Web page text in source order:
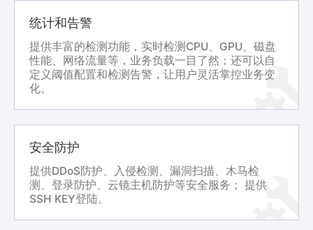
统计和告警
提供丰富的检测功能，实时检测CPU、GPU、磁盘
性能、网络流量等，业务负载一目了然；还可以自
定义阈值配置和检测告警，让用户灵活掌控业务变
化。
安全防护
提供DDoS防护、入侵检测、漏洞扫描、木马检
测、登录防护、云镜主机防护等安全服务； 提供
SSH KEY登陆。